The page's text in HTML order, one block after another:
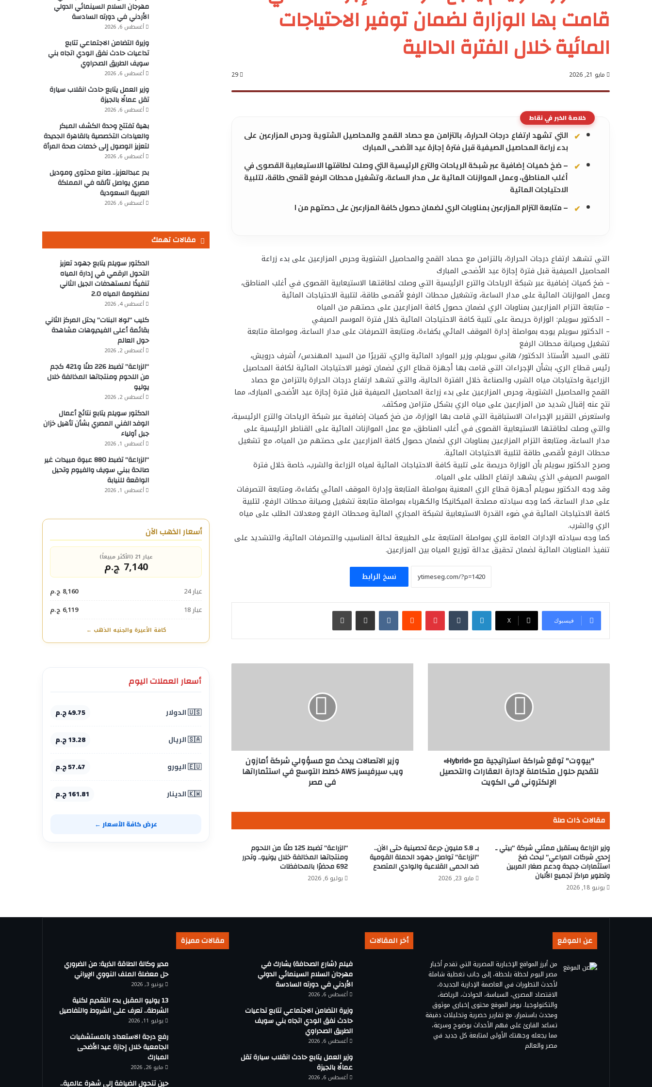
قامت بها الوزارة لضمان توفير الاحتياجات
المائية خلال الفترة الحالية
مايو 21, 2026 29
خلاصة الخبر في نقاط
التي تشهد ارتفاع درجات الحرارة، بالتزامن مع حصاد القمح والمحاصيل الشتوية وحرص المزارعين على
بدء زراعة المحاصيل الصيفية قبل فترة إجازة عيد الأضحى المبارك
– ضخ كميات إضافية عبر شبكة الرياحات والترع الرئيسية التي وصلت لطاقتها الاستيعابية القصوى في
أغلب المناطق، وعمل الموازنات المائية على مدار الساعة، وتشغيل محطات الرفع لأقصى طاقة، لتلبية
الاحتياجات المائية
– متابعة التزام المزارعين بمناوبات الري لضمان حصول كافة المزارعين على حصتهم من ا
التي تشهد ارتفاع درجات الحرارة، بالتزامن مع حصاد القمح والمحاصيل الشتوية وحرص المزارعين على بدء زراعة
المحاصيل الصيفية قبل فترة إجازة عيد الأضحى المبارك
– ضخ كميات إضافية عبر شبكة الرياحات والترع الرئيسية التي وصلت لطاقتها الاستيعابية القصوى في أغلب المناطق،
وعمل الموازنات المائية على مدار الساعة، وتشغيل محطات الرفع لأقصى طاقة، لتلبية الاحتياجات المائية
– متابعة التزام المزارعين بمناوبات الري لضمان حصول كافة المزارعين على حصتهم من المياه
– الدكتور سويلم: الوزارة حريصة على تلبية كافة الاحتياجات المائية خلال فترة الموسم الصيفي
– الدكتور سويلم يوجه بمواصلة إدارة الموقف المائي بكفاءة، ومتابعة التصرفات على مدار الساعة، ومواصلة متابعة
تشغيل وصيانة محطات الرفع
تلقى السيد الأستاذ الدكتور/ هاني سويلم، وزير الموارد المائية والري، تقريرًا من السيد المهندس/ أشرف درويش،
رئيس قطاع الري، بشأن الإجراءات التي قامت بها أجهزة قطاع الري لضمان توفير الاحتياجات المائية لكافة المحاصيل
الزراعية واحتياجات مياه الشرب والصناعة خلال الفترة الحالية، والتي تشهد ارتفاع درجات الحرارة بالتزامن مع حصاد
القمح والمحاصيل الشتوية، وحرص المزارعين على بدء زراعة المحاصيل الصيفية قبل فترة إجازة عيد الأضحى المبارك، مما
نتج عنه إقبال شديد من المزارعين على مياه الري بشكل متزامن ومكثف.
واستعرض التقرير الإجراءات الاستباقية التي قامت بها الوزارة، من ضخ كميات إضافية عبر شبكة الرياحات والترع الرئيسية،
والتي وصلت لطاقتها الاستيعابية القصوى في أغلب المناطق، مع عمل الموازنات المائية على القناطر الرئيسية على
مدار الساعة، ومتابعة التزام المزارعين بمناوبات الري لضمان حصول كافة المزارعين على حصتهم من المياه، مع تشغيل
محطات الرفع لأقصى طاقة لتلبية الاحتياجات المائية.
وصرح الدكتور سويلم بأن الوزارة حريصة على تلبية كافة الاحتياجات المائية لمياه الزراعة والشرب، خاصة خلال فترة
الموسم الصيفي الذي يشهد ارتفاع الطلب على المياه.
وقد وجه الدكتور سويلم أجهزة قطاع الري المعنية بمواصلة المتابعة وإدارة الموقف المائي بكفاءة، ومتابعة التصرفات
على مدار الساعة، كما وجه سيادته مصلحة الميكانيكا والكهرباء بمواصلة متابعة تشغيل وصيانة محطات الرفع، لتلبية
كافة الاحتياجات المائية في ضوء القدرة الاستيعابية لشبكة المجاري المائية ومحطات الرفع ومعدلات الطلب على مياه
الري والشرب.
كما وجه سيادته الإدارات العامة للري بمواصلة المتابعة على الطبيعة لحالة المناسيب والتصرفات المائية، والتشديد على
تنفيذ المناوبات المائية لضمان تحقيق عدالة توزيع المياه بين المزارعين.
نسخ الرابط
فيسبوك ‫X
لينكدإن بينتيريست مشاركة عبر البريد طباعة
"بيووت"
متكاملة
العقارات
الكويت
"بيووت" توقع شراكة استراتيجية مع «Hybrid»
لتقديم حلول متكاملة لإدارة العقارات والتحصيل
الإلكتروني في الكويت
سيرفيسز
خطط
التوسع
في
وزير الاتصالات يبحث مع مسؤولي شركة أمازون
ويب سيرفيسز AWS خطط التوسع في استثماراتها
في مصر
مقالات ذات صلة
وزير الزراعة يستقبل ممثلي شركة “بيتي ـ
إحدى شركات المراعي” لبحث ضخ
استثمارات جديدة ودعم صغار المربين
وتطوير مراكز تجميع الألبان
يونيو 18, 2026
بـ 5.8 مليون جرعة تحصينية حتى الآن..
“الزراعة” تواصل جهود الحملة القومية
ضد الحمى القلاعية والوادي المتصدع
مايو 23, 2026
“الزراعة” تضبط 125 طنًا من اللحوم
ومنتجاتها المخالفة خلال يونيو.. وتحرر
692 محضرًا بالمحافظات
يوليو 6, 2026
مهرجان السلام السينمائي الدولي
الأردني في دورته السادسة
أغسطس 6, 2026
وزيرة التضامن الاجتماعي تتابع
تداعيات حادث نفق الودي اتجاه بني
سويف الطريق الصحراوي
أغسطس 6, 2026
وزير العمل يتابع حادث انقلاب سيارة
تقل عمالًا بالجيزة
أغسطس 6, 2026
بهية تفتتح وحدة الكشف المبكر
والعيادات التخصصية بالقاهرة الجديدة
لتعزيز الوصول إلى خدمات صحة المرأة
أغسطس 6, 2026
بدر عبدالعزيز.. صانع محتوى وموديل
مصري يواصل تألقه في المملكة
العربية السعودية
أغسطس 6, 2026
مقالات تهمك
الدكتور سويلم يتابع جهود تعزيز
التحول الرقمي في إدارة المياه
تنفيذًا لمستهدفات الجيل الثاني
لمنظومة المياه 2.0
أغسطس 4, 2026
كليب “لولا البنات” يحتل المركز الثاني
بقائمة أعلى الفيديوهات مشاهدة
حول العالم
أغسطس 2, 2026
“الزراعة” تضبط 226 طنًا و421 كجم
من اللحوم ومنتجاتها المخالفة خلال
يوليو
أغسطس 2, 2026
الدكتور سويلم يتابع نتائج أعمال
الوفد الفني المصري بشأن تأهيل خزان
جبل أولياء
أغسطس 1, 2026
“الزراعة” تضبط 880 عبوة مبيدات غير
صالحة ببني سويف والفيوم وتحيل
الواقعة للنيابة
أغسطس 1, 2026
أسعار الذهب الآن
عيار 21 (الأكثر مبيعاً)
7,140 ج.م
عيار 24
8,160 ج.م
عيار 18
6,119 ج.م
كافة الأعيرة والجنيه الذهب ←
أسعار العملات اليوم
🇺🇸 الدولار 49.75 ج.م
🇸🇦 الريال 13.28 ج.م
🇪🇺 اليورو 57.47 ج.م
🇰🇼 الدينار 161.81 ج.م
عرض كافة الأسعار ←
عن الموقع
من أبرز المواقع الإخبارية المصرية التي تقدم أخبار
مصر اليوم لحظة بلحظة، إلى جانب تغطية شاملة
لأحدث التطورات في العاصمة الإدارية الجديدة،
الاقتصاد المصري، السياسة، الحوادث، الرياضة،
والتكنولوجيا. يوفر الموقع محتوى إخباري موثوق
ومحدث باستمرار، مع تقارير حصرية وتحليلات دقيقة
تساعد القارئ على فهم الأحداث بوضوح وسرعة،
مما يجعله وجهتك الأولى لمتابعة كل جديد في
مصر والعالم
أخر المقالات
فيلم (شارع الصحافة) يشارك في
مهرجان السلام السينمائي الدولي
الأردني في دورته السادسة
أغسطس 6, 2026
وزيرة التضامن الاجتماعي تتابع تداعيات
حادث نفق الودي اتجاه بني سويف
الطريق الصحراوي
أغسطس 6, 2026
وزير العمل يتابع حادث انقلاب سيارة تقل
عمالًا بالجيزة
أغسطس 6, 2026
مقالات مميزة
مدير وكالة الطاقة الذرية: من الضروري
حل معضلة الملف النووي الإيراني
يونيو 3, 2026
13 يوليو المقبل بدء التقديم لكلية
الشرطة.. تعرف على الشروط والتفاصيل
يوليو 11, 2026
رفع درجة الاستعداد بالمستشفيات
الجامعية خلال إجازة عيد الأضحى
المبارك
مايو 26, 2026
حين تتحول الضيافة إلى شهرة عالمية..